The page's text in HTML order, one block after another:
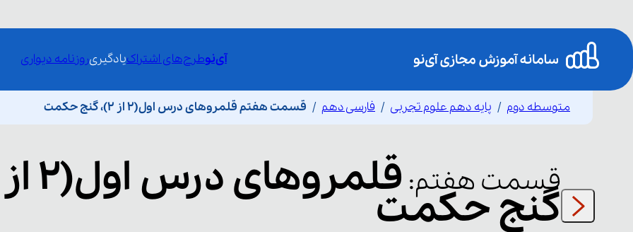
آی‌نوطرح‌های اشتراکیادگیریروزنامه دیواری
متوسطه دوم پایه دهم علوم تجربی فارسی دهم قسمت هفتم قلمروهای درس اول(۲ از ۲)، گنج حکمت
قسمت هفتم:
گنج حکمت